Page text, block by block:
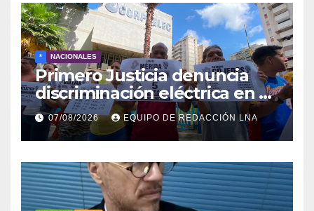
* NACIONALES
Primero Justicia denuncia
discriminación eléctrica en el
interior del país
07/08/2026 EQUIPO DE REDACCIÓN LNA